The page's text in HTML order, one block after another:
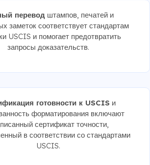
перевод штампов, печатей и
заметок соответствует стандартам
USCIS и помогает предотвратить
запросы доказательств.
готовности к USCIS и
форматирования включают
сертификат точности,
в соответствии со стандартами
USCIS.